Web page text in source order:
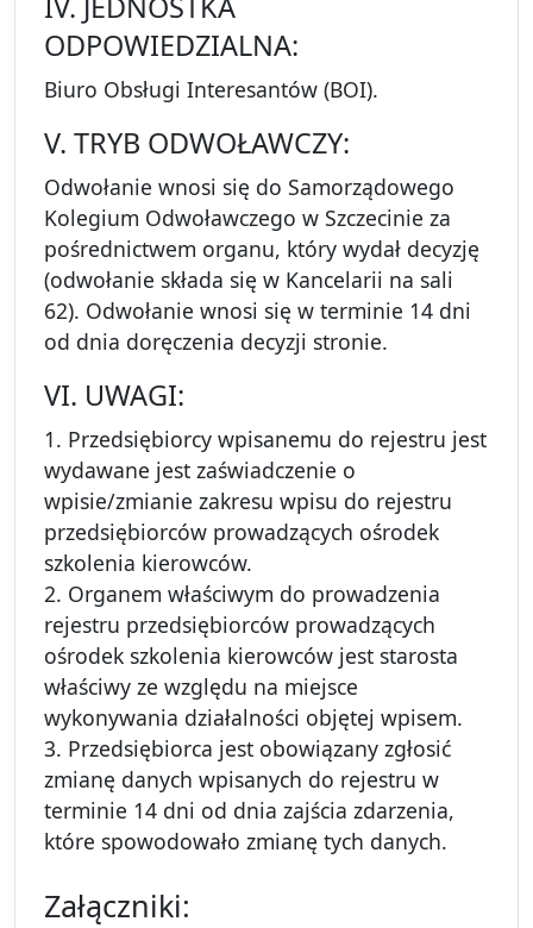
ODPOWIEDZIALNA:
Biuro Obsługi Interesantów (BOI).
V. TRYB ODWOŁAWCZY:
Odwołanie wnosi się do Samorządowego
Kolegium Odwoławczego w Szczecinie za
pośrednictwem organu, który wydał decyzję
(odwołanie składa się w Kancelarii na sali
62). Odwołanie wnosi się w terminie 14 dni
od dnia doręczenia decyzji stronie.
VI. UWAGI:
1. Przedsiębiorcy wpisanemu do rejestru jest
wydawane jest zaświadczenie o
wpisie/zmianie zakresu wpisu do rejestru
przedsiębiorców prowadzących ośrodek
szkolenia kierowców.
2. Organem właściwym do prowadzenia
rejestru przedsiębiorców prowadzących
ośrodek szkolenia kierowców jest starosta
właściwy ze względu na miejsce
wykonywania działalności objętej wpisem.
3. Przedsiębiorca jest obowiązany zgłosić
zmianę danych wpisanych do rejestru w
terminie 14 dni od dnia zajścia zdarzenia,
które spowodowało zmianę tych danych.
Załączniki: